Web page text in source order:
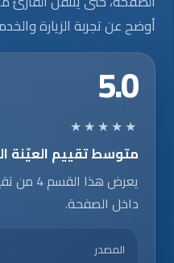
أوضح عن تجربة الزيارة
5.0
★★★★★
متوسط تقييم العيّنة
داخل الصفحة.
المصدر